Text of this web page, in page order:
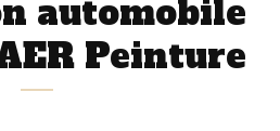
automobile
Peinture